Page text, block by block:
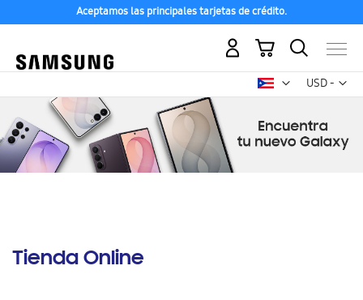
Aceptamos las principales tarjetas de crédito.
USD -
dólar
Mi carrito
Tienda Online